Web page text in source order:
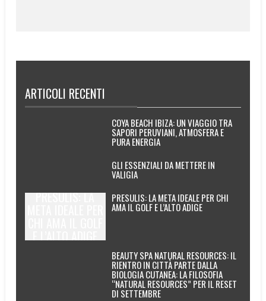
ARTICOLI RECENTI
COYA BEACH IBIZA: UN VIAGGIO TRA
SAPORI PERUVIANI, ATMOSFERA E
PURA ENERGIA
GLI ESSENZIALI DA METTERE IN
VALIGIA
PRESULIS: LA
E L’ALTO ADIGE
PRESULIS: LA META IDEALE PER CHI
AMA IL GOLF E L’ALTO ADIGE
BEAUTY SPA NATURAL RESOURCES: IL
RIENTRO IN CITTÀ PARTE DALLA
BIOLOGIA CUTANEA: LA FILOSOFIA
“NATURAL RESOURCES” PER IL RESET
DI SETTEMBRE